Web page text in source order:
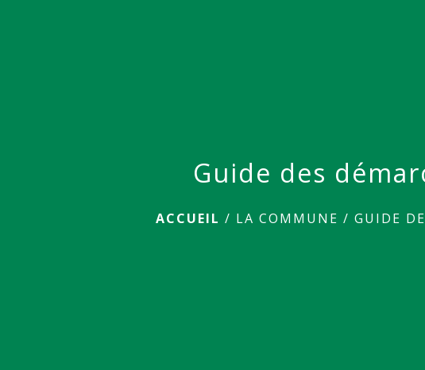
Guide des
ACCUEIL / LA COMMUNE /GUIDE